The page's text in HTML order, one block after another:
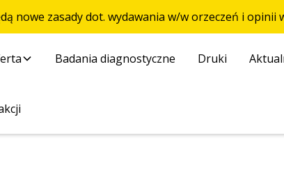
nowe zasady dot. wydawania w/w orzeczeń i
Badania diagnostyczne Druki